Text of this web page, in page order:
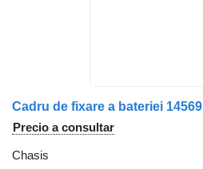
Precio a consultar
Chasis